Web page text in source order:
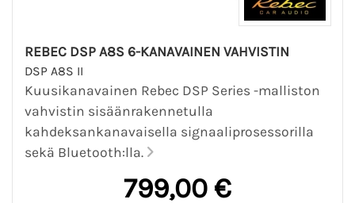
REBEC DSP A8S 6-KANAVAINEN VAHVISTIN
DSP A8S II
Kuusikanavainen Rebec DSP Series -malliston
vahvistin sisäänrakennetulla
kahdeksankanavaisella signaaliprosessorilla
sekä Bluetooth:lla.
799,00 €